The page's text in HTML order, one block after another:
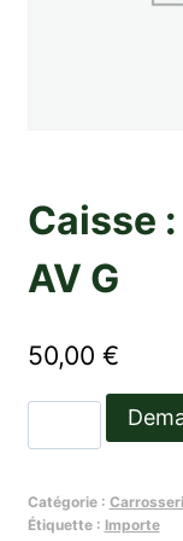
Caisse
AV G
50,00 €
de
:
Catégorie :
Étiquette : Importe